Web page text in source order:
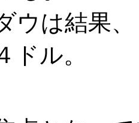
ウは結果
ドル。